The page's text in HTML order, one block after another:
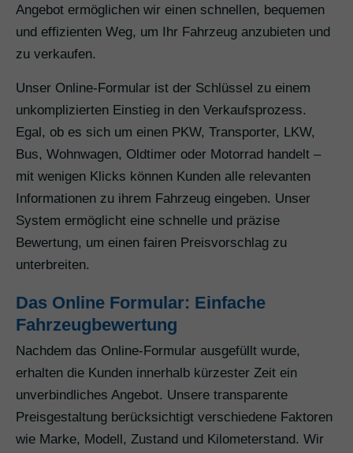
Angebot ermöglichen wir einen schnellen, bequemen
und effizienten Weg, um Ihr Fahrzeug anzubieten und
zu verkaufen.
Unser Online-Formular ist der Schlüssel zu einem
unkomplizierten Einstieg in den Verkaufsprozess.
Egal, ob es sich um einen PKW, Transporter, LKW,
Bus, Wohnwagen, Oldtimer oder Motorrad handelt –
mit wenigen Klicks können Kunden alle relevanten
Informationen zu ihrem Fahrzeug eingeben. Unser
System ermöglicht eine schnelle und präzise
Bewertung, um einen fairen Preisvorschlag zu
unterbreiten.
Das Online Formular: Einfache
Fahrzeugbewertung
Nachdem das Online-Formular ausgefüllt wurde,
erhalten die Kunden innerhalb kürzester Zeit ein
unverbindliches Angebot. Unsere transparente
Preisgestaltung berücksichtigt verschiedene Faktoren
wie Marke, Modell, Zustand und Kilometerstand. Wir